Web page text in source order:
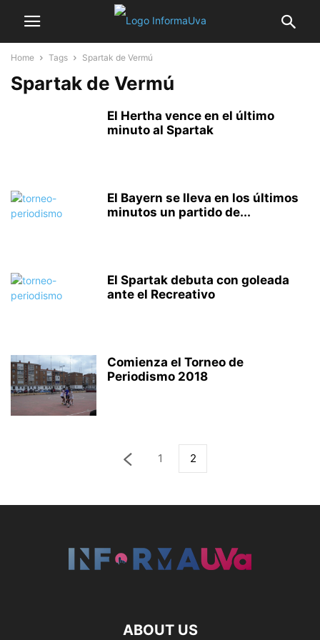
Home Tags Spartak de Vermú
Spartak de Vermú
El Hertha vence en el último
minuto al Spartak
El Bayern se lleva en los últimos
minutos un partido de...
El Spartak debuta con goleada
ante el Recreativo
Comienza el Torneo de
Periodismo 2018
1 2
ABOUT US